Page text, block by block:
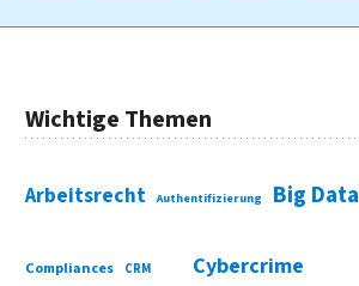
Wichtige Themen
Arbeitsrecht Authentifizierung Big Data
Compliances CRM Cybercrime